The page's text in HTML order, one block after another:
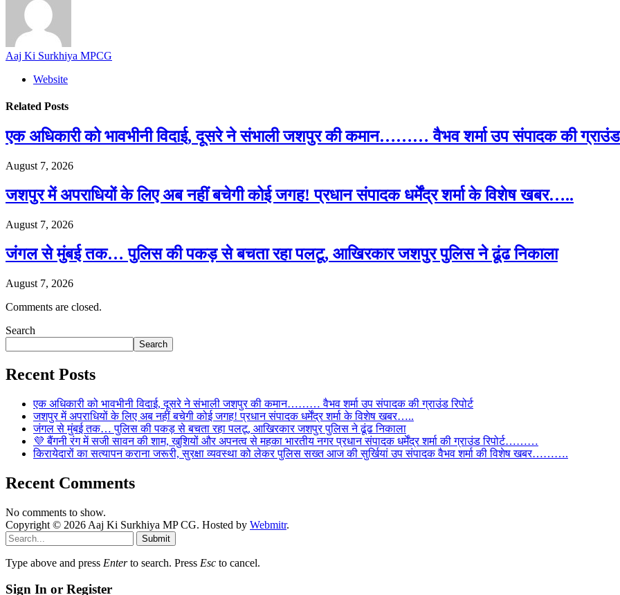
Aaj Ki Surkhiya MPCG
Website
Related Posts
एक अधिकारी को भावभीनी विदाई, दूसरे ने संभाली जशपुर की कमान……… वैभव शर्मा उप संपादक की ग्राउंड
August 7, 2026
जशपुर में अपराधियों के लिए अब नहीं बचेगी कोई जगह! प्रधान संपादक धर्मेंद्र शर्मा के विशेष खबर…..
August 7, 2026
जंगल से मुंबई तक… पुलिस की पकड़ से बचता रहा पलटू, आखिरकार जशपुर पुलिस ने ढूंढ निकाला
August 7, 2026
Comments are closed.
Search
Search
Recent Posts
एक अधिकारी को भावभीनी विदाई, दूसरे ने संभाली जशपुर की कमान……… वैभव शर्मा उप संपादक की ग्राउंड रिपोर्ट
जशपुर में अपराधियों के लिए अब नहीं बचेगी कोई जगह! प्रधान संपादक धर्मेंद्र शर्मा के विशेष खबर…..
जंगल से मुंबई तक… पुलिस की पकड़ से बचता रहा पलटू, आखिरकार जशपुर पुलिस ने ढूंढ निकाला
💜 बैंगनी रंग में सजी सावन की शाम, खुशियों और अपनत्व से महका भारतीय नगर प्रधान संपादक धर्मेंद्र शर्मा की ग्राउंड रिपोर्ट………
किरायेदारों का सत्यापन कराना जरूरी, सुरक्षा व्यवस्था को लेकर पुलिस सख्त आज की सुर्खियां उप संपादक वैभव शर्मा की विशेष खबर……….
Recent Comments
No comments to show.
Copyright © 2026 Aaj Ki Surkhiya MP CG. Hosted by Webmitr.
Submit
Type above and press Enterto search. Press Esc to cancel.
Sign In or Register